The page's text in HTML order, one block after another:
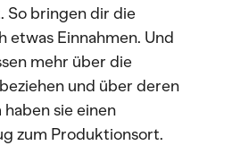
So bringen dir die
etwas Einnahmen. Und
mehr über die
und über deren
sie einen
zum Produktionsort.